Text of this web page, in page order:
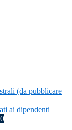
(da pubblicare
ai dipendenti